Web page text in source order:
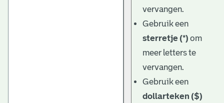
vervangen.
Gebruik een
sterretje (*) om
meer letters te
vervangen.
Gebruik een
dollarteken ($)